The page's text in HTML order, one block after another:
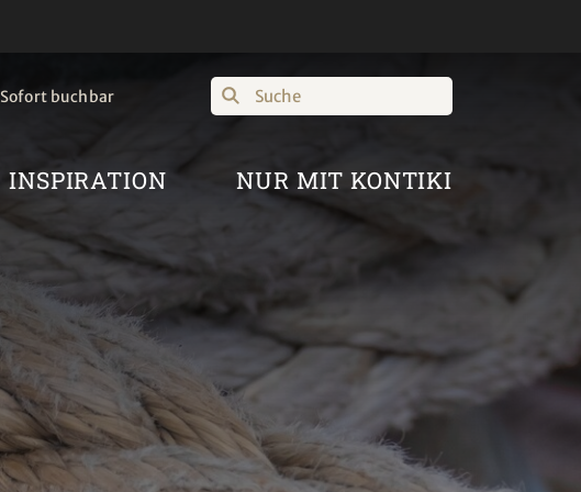
Sofort buchbar Suche
INSPIRATION NUR MIT KONTIKI